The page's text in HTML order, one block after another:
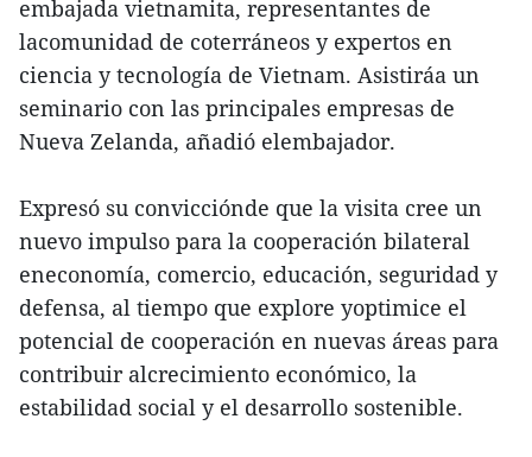
embajada vietnamita, representantes de
lacomunidad de coterráneos y expertos en
ciencia y tecnología de Vietnam. Asistiráa un
seminario con las principales empresas de
Nueva Zelanda, añadió elembajador.
Expresó su convicciónde que la visita cree un
nuevo impulso para la cooperación bilateral
eneconomía, comercio, educación, seguridad y
defensa, al tiempo que explore yoptimice el
potencial de cooperación en nuevas áreas para
contribuir alcrecimiento económico, la
estabilidad social y el desarrollo sostenible.